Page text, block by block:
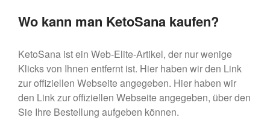
Wo kann man KetoSana kaufen?
KetoSana ist ein Web-Elite-Artikel, der nur wenige
Klicks von Ihnen entfernt ist. Hier haben wir den Link
zur offiziellen Webseite angegeben. Hier haben wir
den Link zur offiziellen Webseite angegeben, über den
Sie Ihre Bestellung aufgeben können.